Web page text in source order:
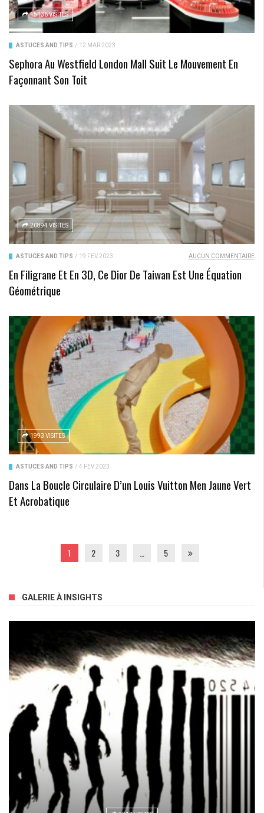
15136 VISITES
ASTUCES AND TIPS / 12 MAR 2023
Sephora Au Westfield London Mall Suit Le Mouvement En
Façonnant Son Toit
20894 VISITES
ASTUCES AND TIPS / 19 FÉV 2023 AUCUN COMMENTAIRE
En Filigrane Et En 3D, Ce Dior De Taiwan Est Une Équation
Géométrique
1993 VISITES
ASTUCES AND TIPS / 4 FÉV 2023
Dans La Boucle Circulaire D’un Louis Vuitton Men Jaune Vert
Et Acrobatique
1 2 3 5
GALERIE À INSIGHTS
2512 VISITES
Et Si On Pouvait Bosser Le Dimanche…à Sa Guise !
CRISE / 20 MAI 2011 / AUCUN COMMENTAIRE